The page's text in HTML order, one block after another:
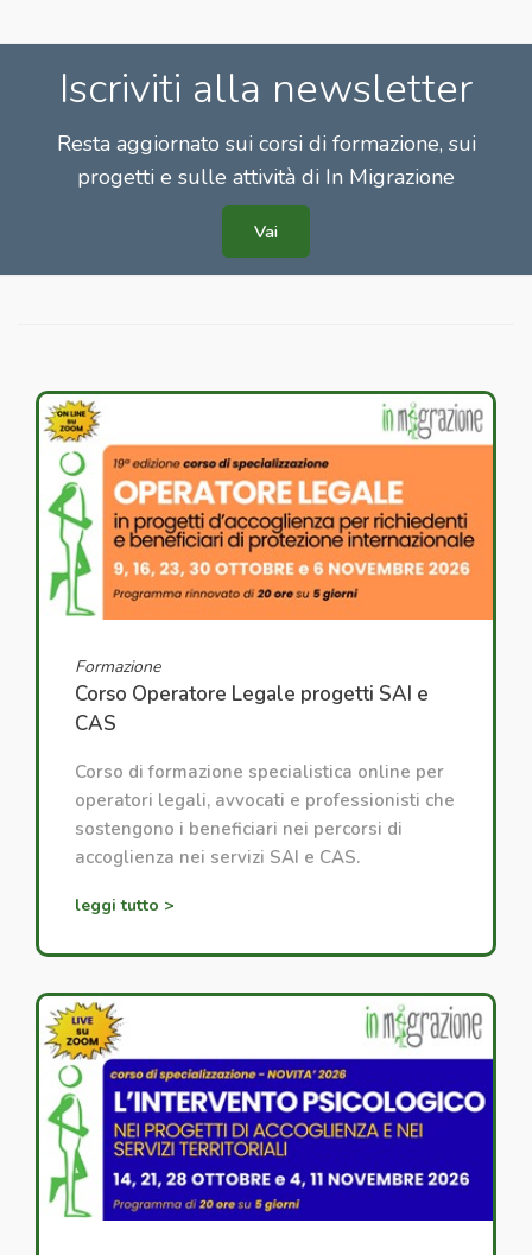
Iscriviti alla newsletter
Resta aggiornato sui corsi di formazione, sui
progetti e sulle attività di In Migrazione
Vai
Formazione
Corso Operatore Legale progetti SAI e
CAS
Corso di formazione specialistica online per
operatori legali, avvocati e professionisti che
sostengono i beneficiari nei percorsi di
accoglienza nei servizi SAI e CAS.
leggi tutto >